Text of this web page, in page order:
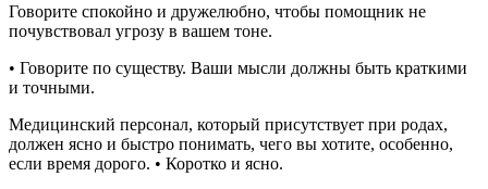
Говорите спокойно и дружелюбно, чтобы помощник не
почувствовал угрозу в вашем тоне.
• Говорите по существу. Ваши мысли должны быть краткими
и точными.
Медицинский персонал, который присутствует при родах,
должен ясно и быстро понимать, чего вы хотите, особенно,
если время дорого. • Коротко и ясно.